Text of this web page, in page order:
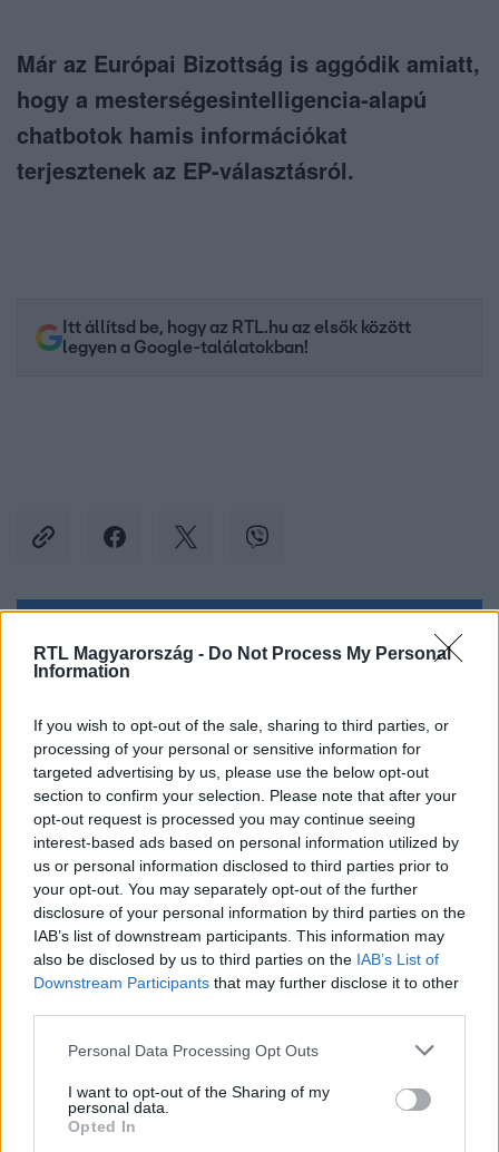
RTL Magyarország - Do Not Process My Personal
Information
If you wish to opt-out of the sale, sharing to third parties, or
processing of your personal or sensitive information for
targeted advertising by us, please use the below opt-out
section to confirm your selection. Please note that after your
opt-out request is processed you may continue seeing
interest-based ads based on personal information utilized by
us or personal information disclosed to third parties prior to
your opt-out. You may separately opt-out of the further
disclosure of your personal information by third parties on the
IAB’s list of downstream participants. This information may
also be disclosed by us to third parties on the IAB’s List of
Downstream Participants that may further disclose it to other
Please note that this website/app uses one or more Google
not limited to your visit or usage behaviour. You may click to
grant or deny consent to Google and its third-party tags to
use your data for below specified purposes in below Google
Personal Data Processing Opt Outs
I want to opt-out of the Sharing of my
personal data.
Opted In
Már az Európai Bizottság is aggódik amiatt,
hogy a mesterségesintelligencia-alapú
chatbotok hamis információkat
terjesztenek az EP-választásról.
Itt állítsd be, hogy az RTL.hu az elsők között
legyen a Google-találatokban!
Facebookon is!
Követem
EURÓPA
#MESTERSÉGES INTELLIGENCIA #EP-VÁLASZTÁS
EURÓPAI PARLAMENTI VÁLASZTÁS 2024 # ÁLHÍR
#DEZINFORMÁCIÓ #FÉLRETÁJÉKOZTATÁS #CHATBOT